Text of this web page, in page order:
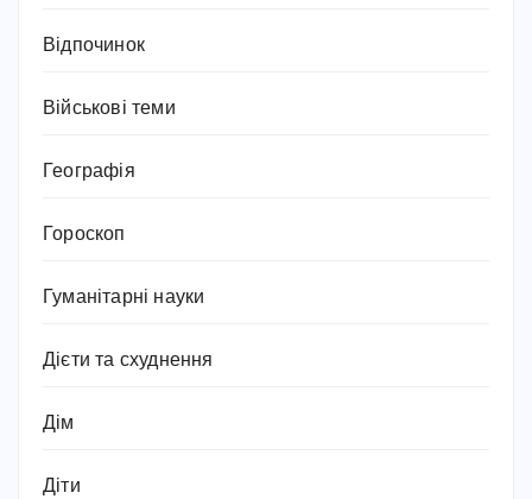
Відпочинок
Військові теми
Географія
Гороскоп
Гуманітарні науки
Дієти та схуднення
Дім
Діти